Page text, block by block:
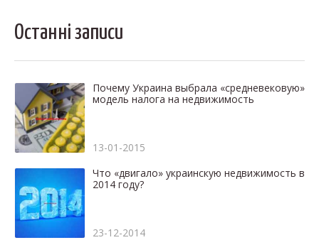
Останні записи
Почему Украина выбрала «средневековую»
модель налога на недвижимость
13-01-2015
Что «двигало» украинскую недвижимость в
2014 году?
23-12-2014